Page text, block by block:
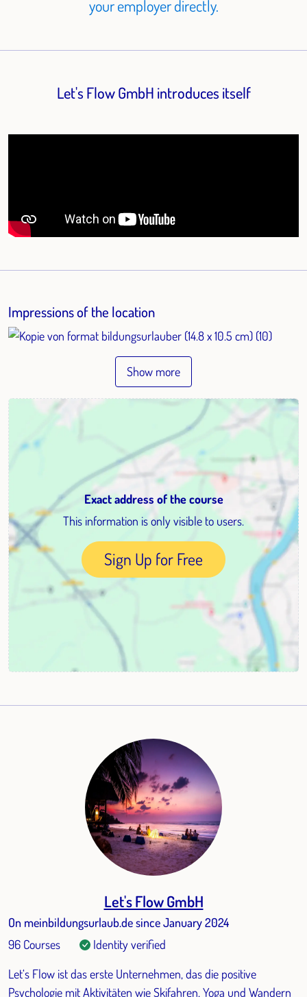
your employer directly.
Let's Flow GmbH introduces itself
Impressions of the location
Show more
Exact address of the course
This information is only visible to users.
Sign Up for Free
Let's Flow GmbH
On meinbildungsurlaub.de since January 2024
96 Courses
Identity verified
Let‘s Flow ist das erste Unternehmen, das die positive
Psychologie mit Aktivitäten wie Skifahren, Yoga und Wandern